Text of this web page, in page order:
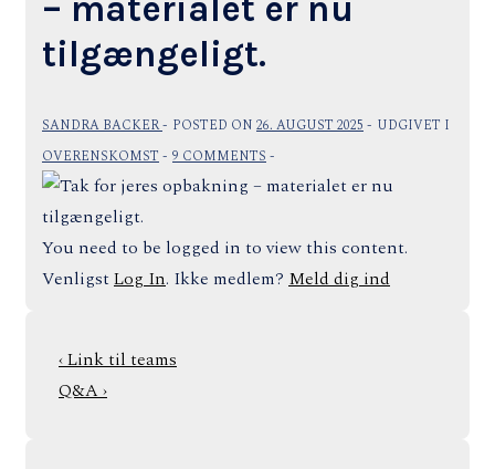
– materialet er nu
tilgængeligt.
SANDRA BACKER POSTED ON 26. AUGUST 2025
UDGIVET I
OVERENSKOMST
9 COMMENTS
You need to be logged in to view this content.
Venligst Log In. Ikke medlem? Meld dig ind
Indlægsnavigation
Previous
Post
‹ Link til teams
Next
Q&A ›